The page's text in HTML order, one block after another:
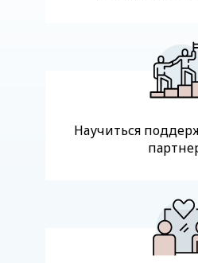
Научиться